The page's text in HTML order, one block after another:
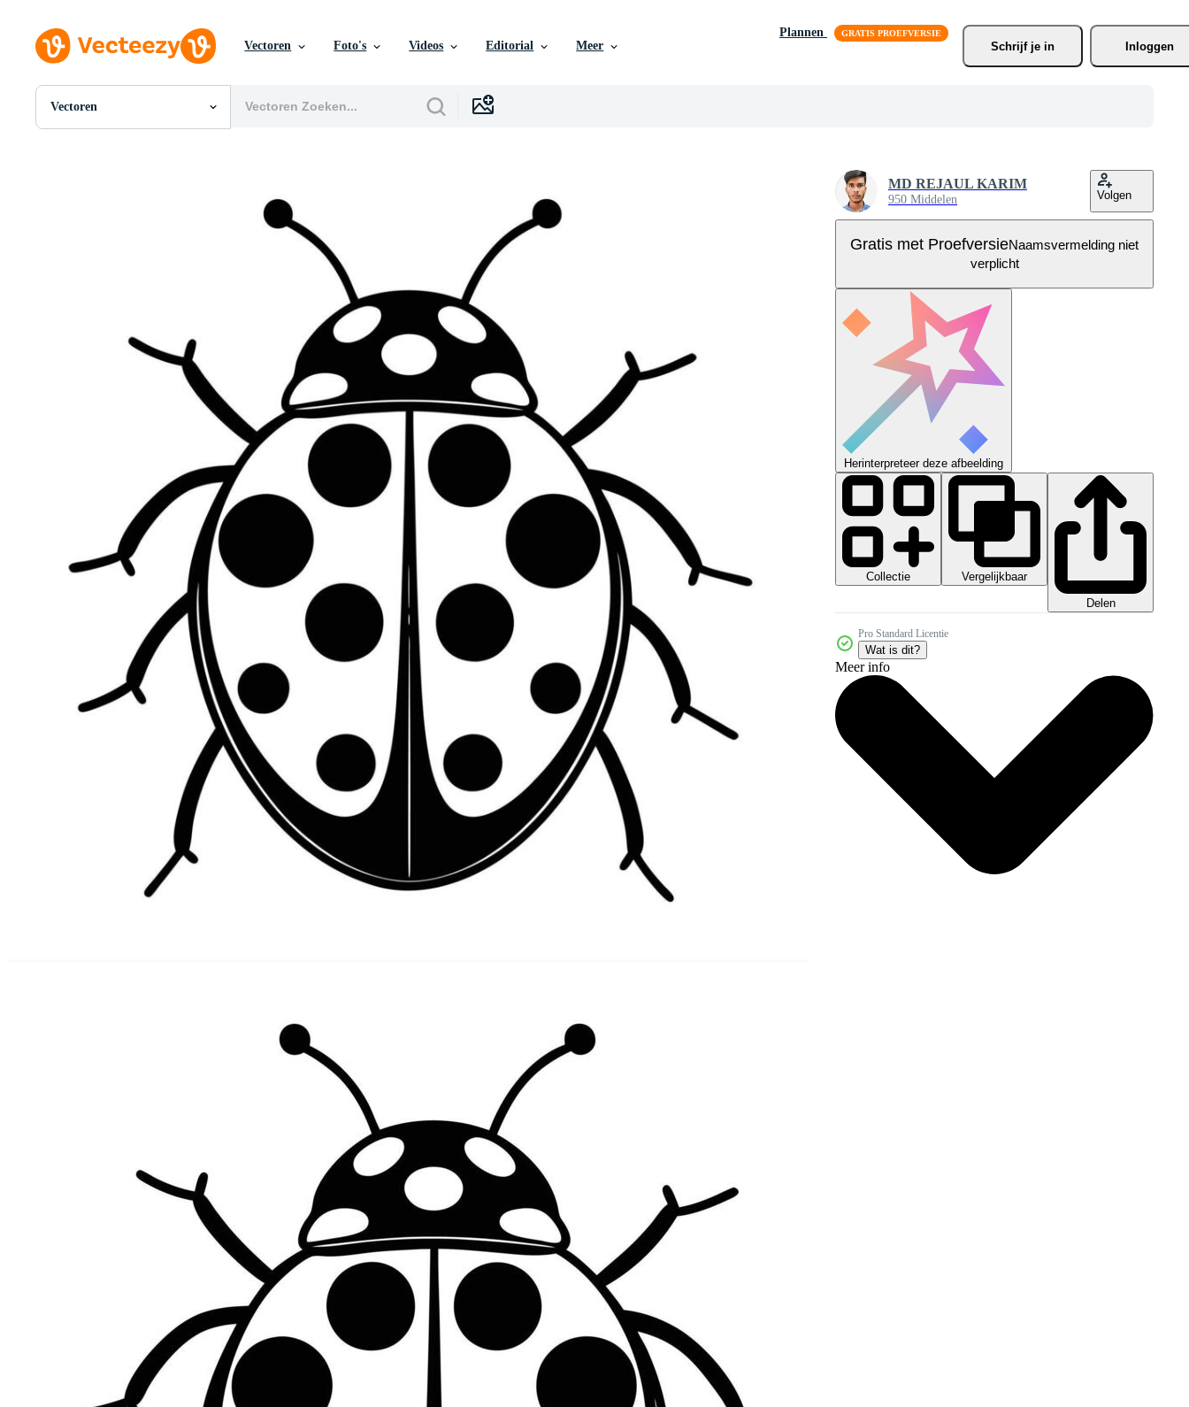
Vectoren Foto's Videos Editorial Meer
Plannen
Schrijf je in Inloggen
Vectoren
Alle Afbeeldingen
MD REJAUL KARIM
950 Middelen Volgen
Gratis met ProefversieNaamsvermelding niet
verplicht
Herinterpreteer deze afbeelding
Collectie
Vergelijkbaar
Delen
Pro Standard Licentie
Wat is dit?
Meer info